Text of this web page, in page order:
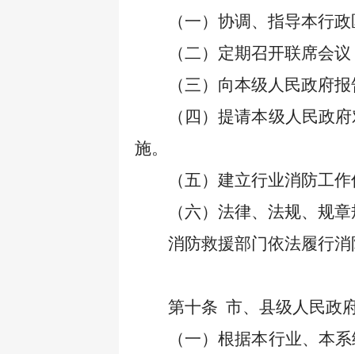
（一）协调、指导本行
（二）定期召开联席会
（三）向本级人民政府
（四）提请本级人民政
施。
（五）建立行业消防工
（六）法律、法规、规
消防救援部门依法履行
第十条 市、县级人民政
（一）根据本行业、本